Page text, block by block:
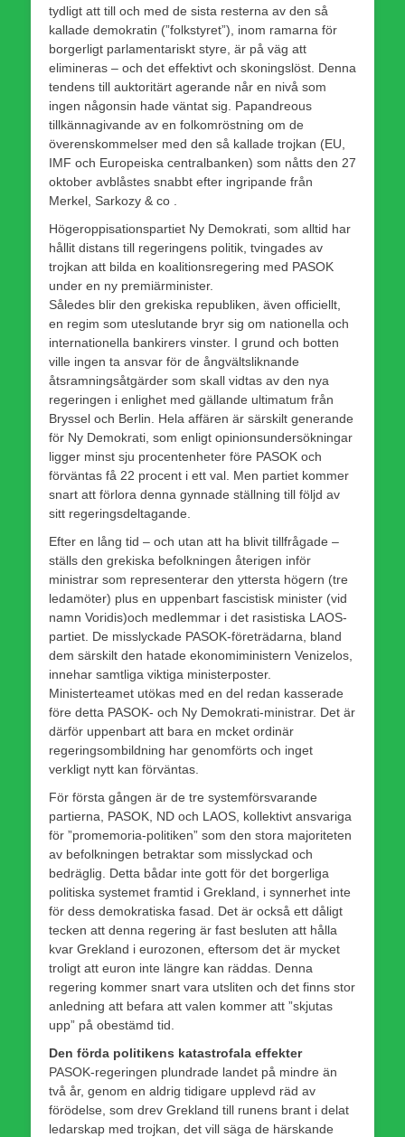
tydligt att till och med de sista resterna av den så
kallade demokratin (”folkstyret”), inom ramarna för
borgerligt parlamentariskt styre, är på väg att
elimineras – och det effektivt och skoningslöst. Denna
tendens till auktoritärt agerande når en nivå som
ingen någonsin hade väntat sig. Papandreous
tillkännagivande av en folkomröstning om de
överenskommelser med den så kallade trojkan (EU,
IMF och Europeiska centralbanken) som nåtts den 27
oktober avblåstes snabbt efter ingripande från
Merkel, Sarkozy & co .
Högeroppisationspartiet Ny Demokrati, som alltid har
hållit distans till regeringens politik, tvingades av
trojkan att bilda en koalitionsregering med PASOK
under en ny premiärminister.
Således blir den grekiska republiken, även officiellt,
en regim som uteslutande bryr sig om nationella och
internationella bankirers vinster. I grund och botten
ville ingen ta ansvar för de ångvältsliknande
åtsramningsåtgärder som skall vidtas av den nya
regeringen i enlighet med gällande ultimatum från
Bryssel och Berlin. Hela affären är särskilt generande
för Ny Demokrati, som enligt opinionsundersökningar
ligger minst sju procentenheter före PASOK och
förväntas få 22 procent i ett val. Men partiet kommer
snart att förlora denna gynnade ställning till följd av
sitt regeringsdeltagande.
Efter en lång tid – och utan att ha blivit tillfrågade –
ställs den grekiska befolkningen återigen inför
ministrar som representerar den yttersta högern (tre
ledamöter) plus en uppenbart fascistisk minister (vid
namn Voridis)och medlemmar i det rasistiska LAOS-
partiet. De misslyckade PASOK-företrädarna, bland
dem särskilt den hatade ekonomiministern Venizelos,
innehar samtliga viktiga ministerposter.
Ministerteamet utökas med en del redan kasserade
före detta PASOK- och Ny Demokrati-ministrar. Det är
därför uppenbart att bara en mcket ordinär
regeringsombildning har genomförts och inget
verkligt nytt kan förväntas.
För första gången är de tre systemförsvarande
partierna, PASOK, ND och LAOS, kollektivt ansvariga
för ”promemoria-politiken” som den stora majoriteten
av befolkningen betraktar som misslyckad och
bedräglig. Detta bådar inte gott för det borgerliga
politiska systemet framtid i Grekland, i synnerhet inte
för dess demokratiska fasad. Det är också ett dåligt
tecken att denna regering är fast besluten att hålla
kvar Grekland i eurozonen, eftersom det är mycket
troligt att euron inte längre kan räddas. Denna
regering kommer snart vara utsliten och det finns stor
anledning att befara att valen kommer att ”skjutas
upp” på obestämd tid.
Den förda politikens katastrofala effekter
PASOK-regeringen plundrade landet på mindre än
två år, genom en aldrig tidigare upplevd räd av
förödelse, som drev Grekland till runens brant i delat
ledarskap med trojkan, det vill säga de härskande